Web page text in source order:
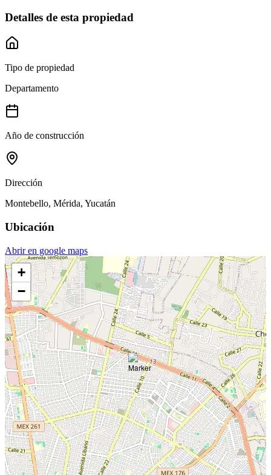
Detalles de esta propiedad
Tipo de propiedad
Departamento
Año de construcción
Dirección
Montebello, Mérida, Yucatán
Ubicación
Abrir en google maps
+
−